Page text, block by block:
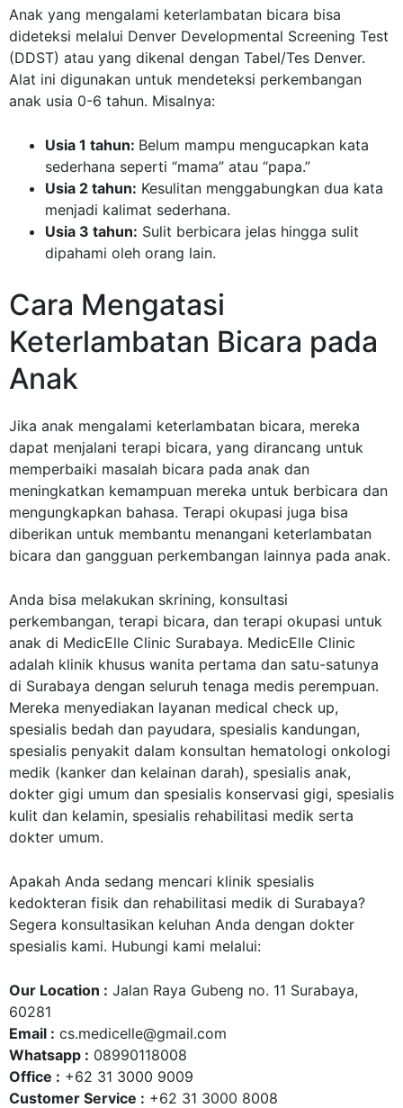
Anak yang mengalami keterlambatan bicara bisa
dideteksi melalui Denver Developmental Screening Test
(DDST) atau yang dikenal dengan Tabel/Tes Denver.
Alat ini digunakan untuk mendeteksi perkembangan
anak usia 0-6 tahun. Misalnya:
Usia 1 tahun: Belum mampu mengucapkan kata
sederhana seperti “mama” atau “papa.”
Usia 2 tahun: Kesulitan menggabungkan dua kata
menjadi kalimat sederhana.
Usia 3 tahun: Sulit berbicara jelas hingga sulit
dipahami oleh orang lain.
Cara Mengatasi
Keterlambatan Bicara pada
Anak
Jika anak mengalami keterlambatan bicara, mereka
dapat menjalani terapi bicara, yang dirancang untuk
memperbaiki masalah bicara pada anak dan
meningkatkan kemampuan mereka untuk berbicara dan
mengungkapkan bahasa. Terapi okupasi juga bisa
diberikan untuk membantu menangani keterlambatan
bicara dan gangguan perkembangan lainnya pada anak.
Anda bisa melakukan skrining, konsultasi
perkembangan, terapi bicara, dan terapi okupasi untuk
anak di MedicElle Clinic Surabaya. MedicElle Clinic
adalah klinik khusus wanita pertama dan satu-satunya
di Surabaya dengan seluruh tenaga medis perempuan.
Mereka menyediakan layanan medical check up,
spesialis bedah dan payudara, spesialis kandungan,
spesialis penyakit dalam konsultan hematologi onkologi
medik (kanker dan kelainan darah), spesialis anak,
dokter gigi umum dan spesialis konservasi gigi, spesialis
kulit dan kelamin, spesialis rehabilitasi medik serta
dokter umum.
Apakah Anda sedang mencari klinik spesialis
kedokteran fisik dan rehabilitasi medik di Surabaya?
Segera konsultasikan keluhan Anda dengan dokter
spesialis kami. Hubungi kami melalui:
Our Location : Jalan Raya Gubeng no. 11 Surabaya,
60281
Email : cs.medicelle@gmail.com
Whatsapp : 08990118008
Office : +62 31 3000 9009
Customer Service : +62 31 3000 8008